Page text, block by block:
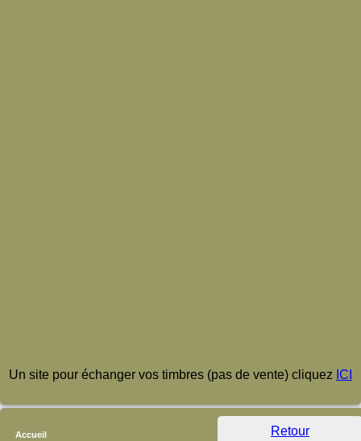
Un site pour échanger vos timbres (pas de vente) cliquez ICI
Accueil
Retour